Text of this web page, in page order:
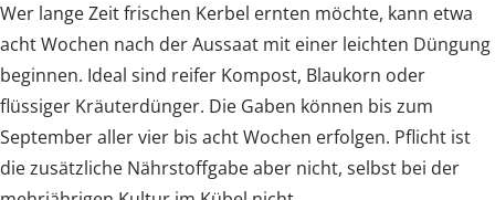
Wer lange Zeit frischen Kerbel ernten möchte, kann etwa
acht Wochen nach der Aussaat mit einer leichten Düngung
beginnen. Ideal sind reifer Kompost, Blaukorn oder
flüssiger Kräuterdünger. Die Gaben können bis zum
September aller vier bis acht Wochen erfolgen. Pflicht ist
die zusätzliche Nährstoffgabe aber nicht, selbst bei der